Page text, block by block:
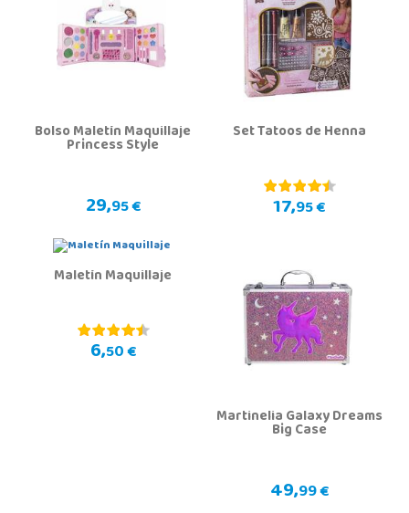
Bolso Maletín Maquillaje
Princess Style
29,95 €
Set Tatoos de Henna
17,95 €
Maletín Maquillaje
6,50 €
Martinelia Galaxy Dreams
Big Case
49,99 €